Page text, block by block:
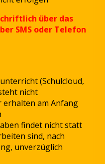
über das
SMS oder Telefon
(Schulcloud,
nicht
erhalten am Anfang
findet nicht statt
sind, nach
unverzüglich